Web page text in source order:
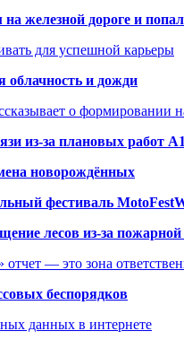
железной дороге и
для успешной карьеры
облачность и дожди
о формировании
из-за плановых работ A1
новорождённых
фестиваль
лесов из-за пожарной
— это зона
беспорядков
данных в интернете